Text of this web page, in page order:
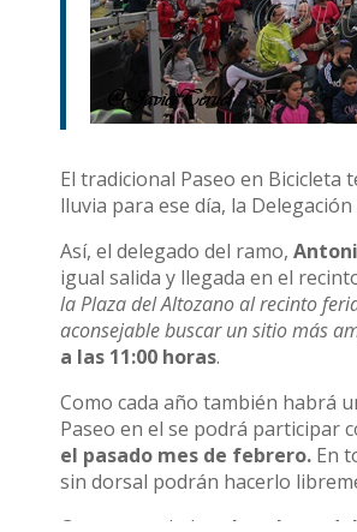
El tradicional Paseo en
lluvia para ese día, la
Así, el delegado del ramo,
igual salida y llegada en el
la Plaza del Altozano al recinto
aconsejable buscar un sitio más
a las 11:00 horas.
Como cada año también habrá
Paseo en el se podrá participar
el pasado mes de febrero. En
sin dorsal podrán hacerlo
Como novedad, en la cabeza